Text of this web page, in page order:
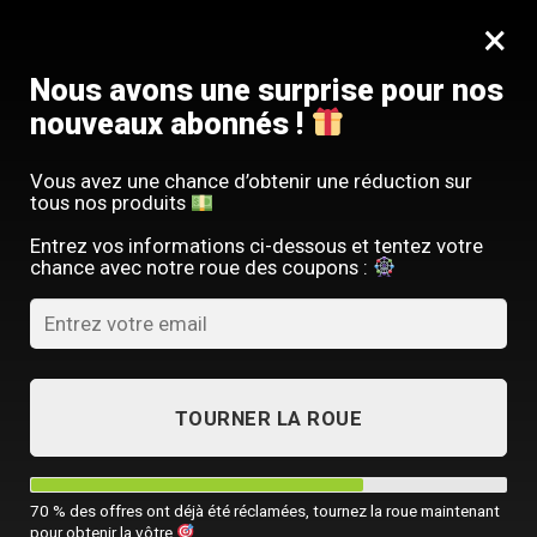
contenu
ACCUEIL / SACOCHE HOMME GRANDE TAILLE
×
Nous avons une surprise pour nos
nouveaux abonnés !
Vous avez une chance d’obtenir une réduction sur
tous nos produits
Entrez vos informations ci-dessous et tentez votre
chance avec notre roue des coupons :
TOURNER LA ROUE
70 % des offres ont déjà été réclamées, tournez la roue maintenant
pour obtenir la vôtre